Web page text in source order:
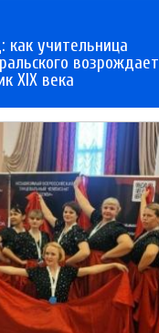
как учительница
возрождает
XIX века